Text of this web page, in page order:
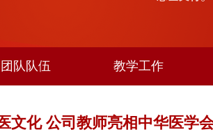
团队队伍 教学工作
文化 公司教师亮相中华医学